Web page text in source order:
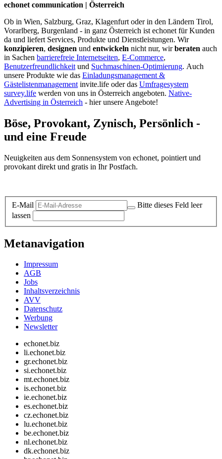
echonet communication | Österreich
Ob in Wien, Salzburg, Graz, Klagenfurt oder in den Ländern Tirol,
Vorarlberg, Burgenland - in ganz Österreich ist echonet für Kunden
da und liefert Services, Produkte und Dienstleistungen. Wir
konzipieren, designen und entwickeln nicht nur, wirberaten auch
in Sachen barrierefreie Internetseiten, E-Commerce,
Benutzerfreundlichkeit und Suchmaschinen-Optimierung. Auch
unsere Produkte wie das Einladungsmanagement &
Gästelistenmanagement invite.life oder das Umfragesystem
survey.life werden von uns in Österreich angeboten. Native-
Advertising in Österreich - hier unsere Angebote!
Böse, Provokant, Zynisch, Persönlich -
und eine Freude
Neuigkeiten aus dem Sonnensystem von echonet, pointiert und
provokant direkt und gratis in Ihr Postfach.
E-Mail
Bitte dieses Feld leer
lassen
Metanavigation
Impressum
AGB
Jobs
Inhaltsverzeichnis
AVV
Datenschutz
Werbung
Newsletter
echonet.biz
li.echonet.biz
gr.echonet.biz
si.echonet.biz
mt.echonet.biz
is.echonet.biz
ie.echonet.biz
es.echonet.biz
cz.echonet.biz
lu.echonet.biz
be.echonet.biz
nl.echonet.biz
dk.echonet.biz